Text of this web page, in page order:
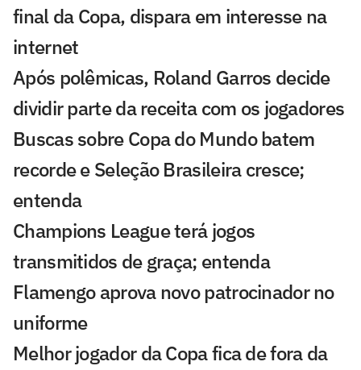
final da Copa, dispara em interesse na
internet
Após polêmicas, Roland Garros decide
dividir parte da receita com os jogadores
Buscas sobre Copa do Mundo batem
recorde e Seleção Brasileira cresce;
entenda
Champions League terá jogos
transmitidos de graça; entenda
Flamengo aprova novo patrocinador no
uniforme
Melhor jogador da Copa fica de fora da